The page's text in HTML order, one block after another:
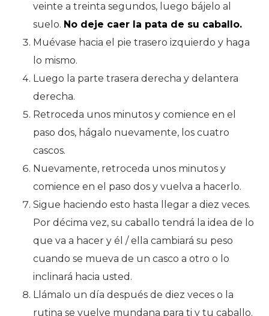
veinte a treinta segundos, luego bájelo al
suelo. No deje caer la pata de su caballo.
Muévase hacia el pie trasero izquierdo y haga
lo mismo.
Luego la parte trasera derecha y delantera
derecha.
Retroceda unos minutos y comience en el
paso dos, hágalo nuevamente, los cuatro
cascos.
Nuevamente, retroceda unos minutos y
comience en el paso dos y vuelva a hacerlo.
Sigue haciendo esto hasta llegar a diez veces.
Por décima vez, su caballo tendrá la idea de lo
que va a hacer y él / ella cambiará su peso
cuando se mueva de un casco a otro o lo
inclinará hacia usted.
Llámalo un día después de diez veces o la
rutina se vuelve mundana para ti y tu caballo.